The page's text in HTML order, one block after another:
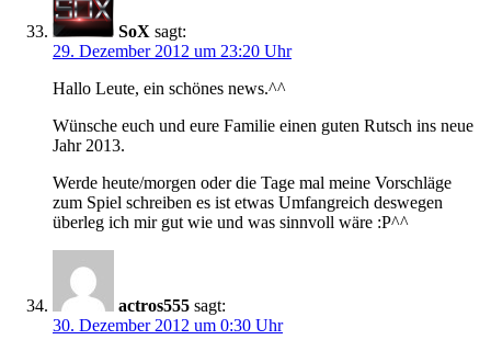
SoX sagt:
29. Dezember 2012 um 23:20 Uhr
Hallo Leute, ein schönes news.^^
Wünsche euch und eure Familie einen guten Rutsch ins neue
Jahr 2013.
Werde heute/morgen oder die Tage mal meine Vorschläge
zum Spiel schreiben es ist etwas Umfangreich deswegen
überleg ich mir gut wie und was sinnvoll wäre :P^^
actros555 sagt:
30. Dezember 2012 um 0:30 Uhr